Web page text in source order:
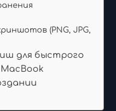
(PNG, JPG,
для быстрого